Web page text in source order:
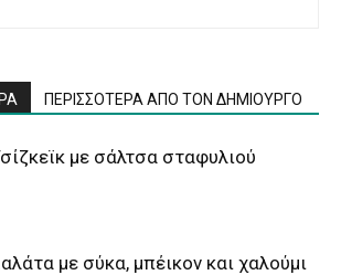
ΠΕΡΙΣΣΟΤΕΡΑ ΑΠΟ ΤΟΝ ΔΗΜΙΟΥΡΓΟ
με σάλτσα σταφυλιού
με σύκα, μπέικον και χαλούμι